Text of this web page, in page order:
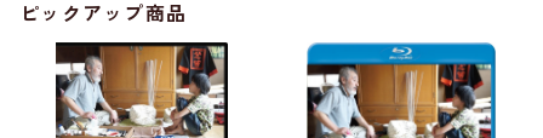
ピックアップ商品